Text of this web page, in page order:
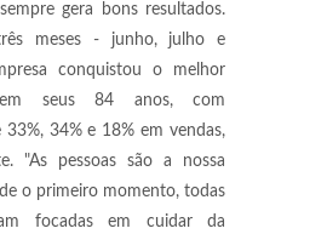
gera bons resultados.
meses - junho, julho e
conquistou o melhor
seus 84 anos, com
34% e 18% em vendas,
"As pessoas são a nossa
o primeiro momento, todas
focadas em cuidar da